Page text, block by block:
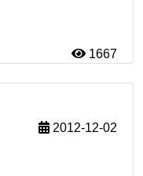
1667
2012-12-02